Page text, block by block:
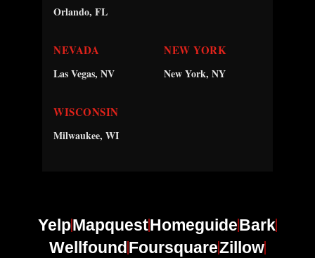
Orlando, FL
NEVADA
Las Vegas, NV
NEW YORK
New York, NY
WISCONSIN
Milwaukee, WI
YelpMapquestHomeguideBark
Wellfound FoursquareZillow